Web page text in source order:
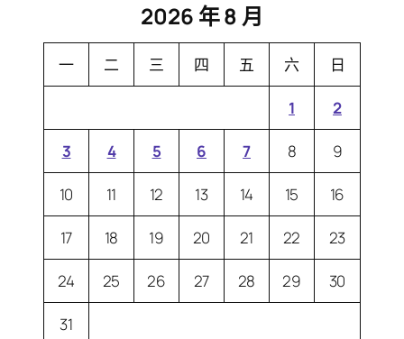
2026 年 8 月
一 二 三 四 五 六 日
1 2
3 4 5 6 7 8 9
10 11 12 13 14 15 16
17 18 19 20 21 22 23
24 25 26 27 28 29 30
31